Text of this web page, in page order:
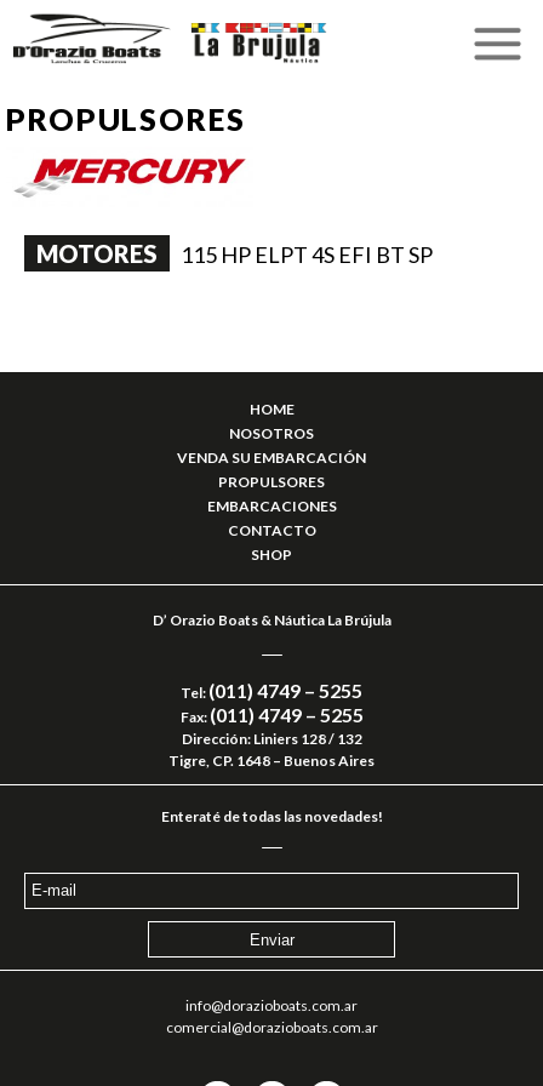
PROPULSORES
MOTORES 115 HP ELPT 4S EFI BT SP
HOME
NOSOTROS
VENDA SU EMBARCACIÓN
PROPULSORES
EMBARCACIONES
CONTACTO
SHOP
D’ Orazio Boats & Náutica La Brújula
Tel: (011) 4749 – 5255
Fax: (011) 4749 – 5255
Dirección: Liniers 128 / 132
Tigre, CP. 1648 – Buenos Aires
Enteraté de todas las novedades!
info@dorazioboats.com.ar
comercial@dorazioboats.com.ar